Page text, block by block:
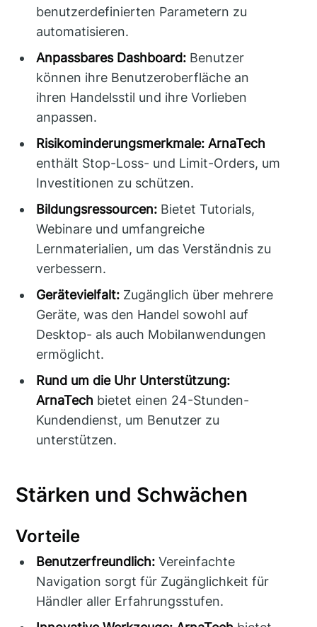
benutzerdefinierten Parametern zu
automatisieren.
Anpassbares Dashboard: Benutzer
können ihre Benutzeroberfläche an
ihren Handelsstil und ihre Vorlieben
anpassen.
Risikominderungsmerkmale: ArnaTech
enthält Stop-Loss- und Limit-Orders, um
Investitionen zu schützen.
Bildungsressourcen: Bietet Tutorials,
Webinare und umfangreiche
Lernmaterialien, um das Verständnis zu
verbessern.
Gerätevielfalt: Zugänglich über mehrere
Geräte, was den Handel sowohl auf
Desktop- als auch Mobilanwendungen
ermöglicht.
Rund um die Uhr Unterstützung:
ArnaTech bietet einen 24-Stunden-
Kundendienst, um Benutzer zu
unterstützen.
Stärken und Schwächen
Vorteile
Benutzerfreundlich: Vereinfachte
Navigation sorgt für Zugänglichkeit für
Händler aller Erfahrungsstufen.